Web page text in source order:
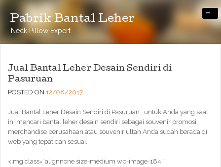
Pabrik Bantal Leher
Neck Pillow Expert
-
Jual Bantal Leher Desain Sendiri di
Pasuruan
POSTED ON 12/08/2017
Jual Bantal Leher Desain Sendiri di Pasuruan , untuk Anda yang saat
ini mencari bantal leher desain sendiri sebagai souvenir promosi,
merchandise perusahaan atau souvenir ultah Anda sudah berada di
web yang tepat dan sesuai.
<img class=”alignnone size-medium wp-image-184″